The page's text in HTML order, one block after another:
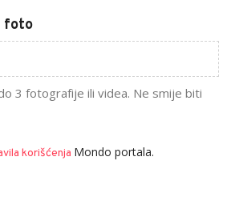
foto
3 fotografije ili videa. Ne smije biti
korišćenja Mondo portala.